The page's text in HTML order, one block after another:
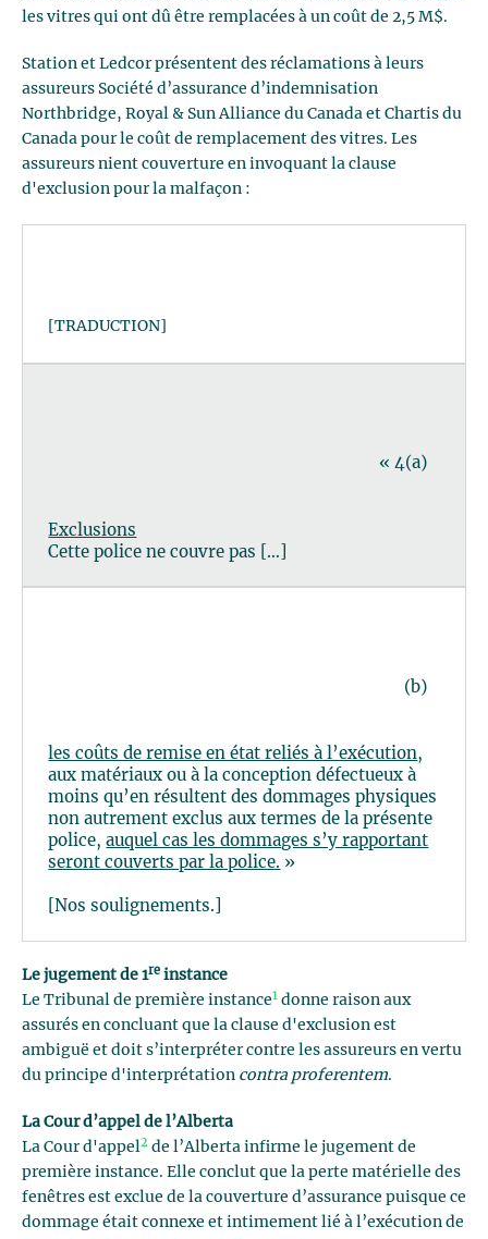
les vitres qui ont dû être remplacées à un coût de 2,5 M$.
Station et Ledcor présentent des réclamations à leurs
assureurs Société d’assurance d’indemnisation
Northbridge, Royal & Sun Alliance du Canada et Chartis du
Canada pour le coût de remplacement des vitres. Les
assureurs nient couverture en invoquant la clause
d'exclusion pour la malfaçon :
[TRADUCTION]
« 4(a)
Exclusions
Cette police ne couvre pas […]
(b)
les coûts de remise en état reliés à l’exécution,
aux matériaux ou à la conception défectueux à
moins qu’en résultent des dommages physiques
non autrement exclus aux termes de la présente
police,auquel cas les dommages s’y rapportant
seront couverts par la police. »
[Nos soulignements.]
Le jugement de 1re instance
Le Tribunal de première instance1 donne raison aux
assurés en concluant que la clause d'exclusion est
ambiguë et doit s’interpréter contre les assureurs en vertu
du principe d'interprétation contra proferentem.
La Cour d’appel de l’Alberta
La Cour d'appel2 de l’Alberta infirme le jugement de
première instance. Elle conclut que la perte matérielle des
fenêtres est exclue de la couverture d’assurance puisque ce
dommage était connexe et intimement lié à l’exécution de